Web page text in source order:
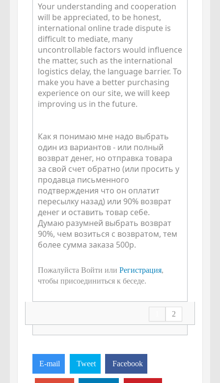
Your understanding and cooperation
will be appreciated, to be honest,
international online trade dispute is
difficult to mediate, many
uncontrollable factors would influence
the matter, such as the international
logistics delay, the language barrier. To
make you have a better purchasing
experience on our site, we will keep
improving us in the future.
Как я понимаю мне надо выбрать
один из вариантов - или полный
возврат денег, но отправка товара
за свой счет обратно (или просить у
продавца письменного
подтверждения что он оплатит
пересылку назад) или 90% возврат
денег и оставить товар себе.
Думаю разумней выбрать возврат
90%, чем возиться с возвратом, тем
более сумма заказа 500р.
Пожалуйста Войти или Регистрация,
чтобы присоединиться к беседе.
2
E-mail Tweet Facebook